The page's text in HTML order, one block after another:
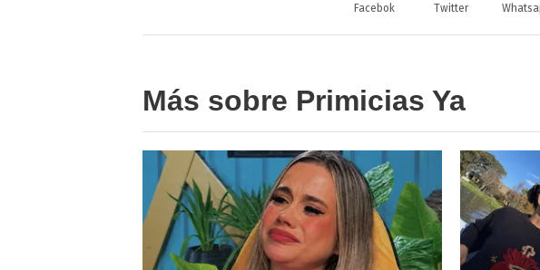
Facebok Twitter
Más sobre Primicias Ya